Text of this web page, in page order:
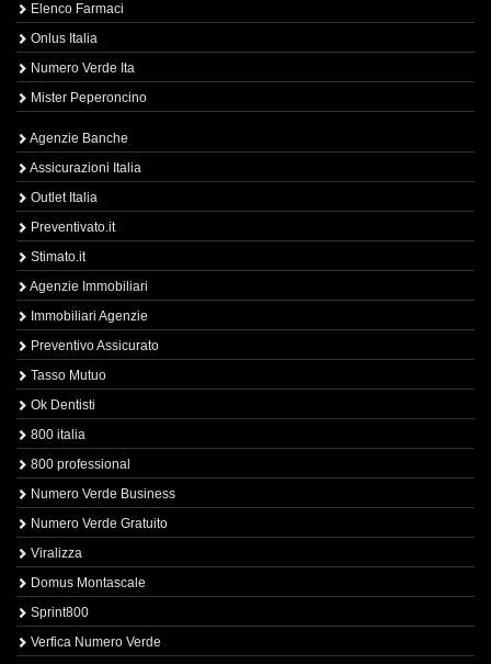
Elenco Farmaci
Onlus Italia
Numero Verde Ita
Mister Peperoncino
Agenzie Banche
Assicurazioni Italia
Outlet Italia
Preventivato.it
Stimato.it
Agenzie Immobiliari
Immobiliari Agenzie
Preventivo Assicurato
Tasso Mutuo
Ok Dentisti
800 italia
800 professional
Numero Verde Business
Numero Verde Gratuito
Viralizza
Domus Montascale
Sprint800
Verfica Numero Verde